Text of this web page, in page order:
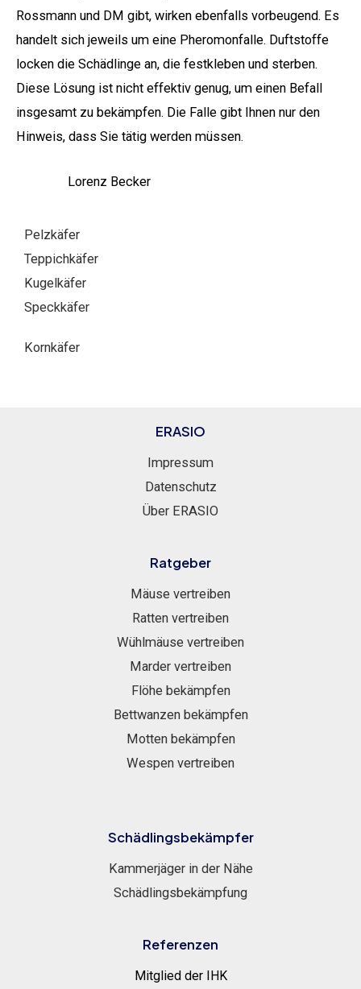
Rossmann und DM gibt, wirken ebenfalls vorbeugend. Es
handelt sich jeweils um eine Pheromonfalle. Duftstoffe
locken die Schädlinge an, die festkleben und sterben.
Diese Lösung ist nicht effektiv genug, um einen Befall
insgesamt zu bekämpfen. Die Falle gibt Ihnen nur den
Hinweis, dass Sie tätig werden müssen.
Lorenz Becker
Pelzkäfer
Teppichkäfer
Kugelkäfer
Speckkäfer
Kornkäfer
ERASIO
Impressum
Datenschutz
Über ERASIO
Ratgeber
Mäuse vertreiben
Ratten vertreiben
Wühlmäuse vertreiben
Marder vertreiben
Flöhe bekämpfen
Bettwanzen bekämpfen
Motten bekämpfen
Wespen vertreiben
Schädlingsbekämpfer
Kammerjäger in der Nähe
Schädlingsbekämpfung
Referenzen
Mitglied der IHK